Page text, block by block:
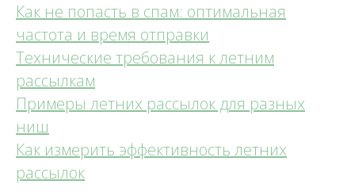
Как не попасть в спам: оптимальная
частота и время отправки
Технические требования к летним
рассылкам
Примеры летних рассылок для разных
ниш
Как измерить эффективность летних
рассылок